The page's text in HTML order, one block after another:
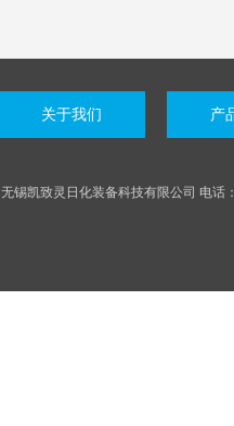
关于我们 产
无锡凯致灵日化装备科技有限公司 电